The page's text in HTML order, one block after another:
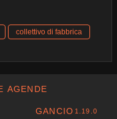
collettivo di fabbrica
AGENDE
GANCIO 1.19.0